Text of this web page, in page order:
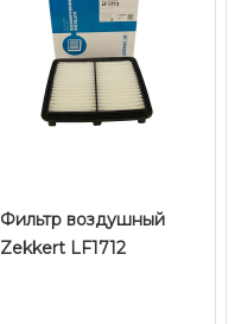
Фильтр воздушный
Zekkert LF1712